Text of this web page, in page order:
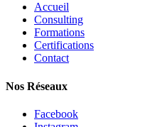
Accueil
Consulting
Formations
Certifications
Contact
Nos Réseaux
Facebook